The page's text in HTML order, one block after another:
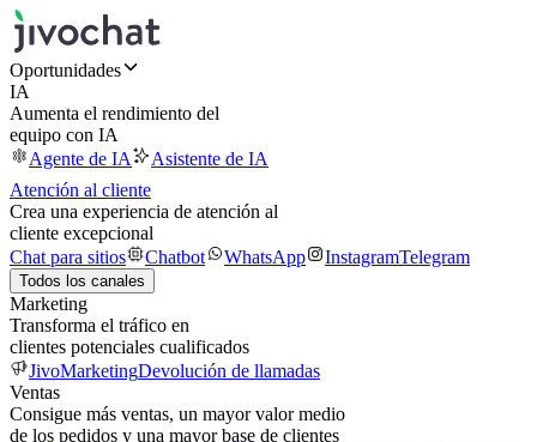
Oportunidades
IA
Aumenta el rendimiento del
equipo con IA
Agente de IA
Asistente de IA
Atención al cliente
Crea una experiencia de atención al
cliente excepcional
Chat para sitios
Chatbot WhatsApp InstagramTelegram
Todos los canales
Marketing
Transforma el tráfico en
clientes potenciales cualificados
JivoMarketingDevolución de llamadas
Ventas
Consigue más ventas, un mayor valor medio
de los pedidos y una mayor base de clientes